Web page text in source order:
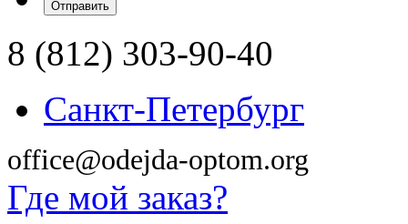
8 (812) 303-90-40
Санкт-Петербург
office@odejda-optom.org
Где мой заказ?